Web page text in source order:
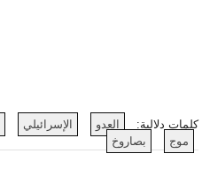
كلمات دلالية: العدو الإسرائيلي
موج
بصاروخ